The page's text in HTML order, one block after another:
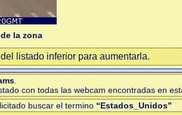
de la zona
listado inferior para aumentarla.
con todas las webcam encontradas en
buscar el termino “Estados_Unidos”